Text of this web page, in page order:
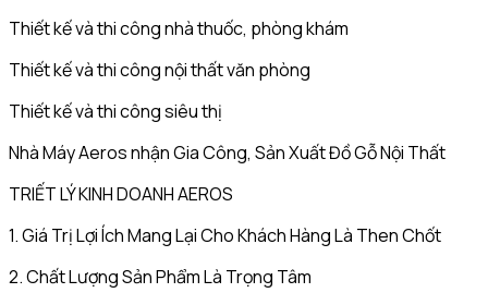
Thiết kế và thi công nhà thuốc, phòng khám
Thiết kế và thi công nội thất văn phòng
Thiết kế và thi công siêu thị
Nhà Máy Aeros nhận Gia Công, Sản Xuất Đồ Gỗ Nội Thất
TRIẾT LÝ KINH DOANH AEROS
1. Giá Trị Lợi Ích Mang Lại Cho Khách Hàng Là Then Chốt
2. Chất Lượng Sản Phẩm Là Trọng Tâm